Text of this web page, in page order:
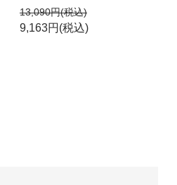
13,090円(税込)
9,163円(税込)